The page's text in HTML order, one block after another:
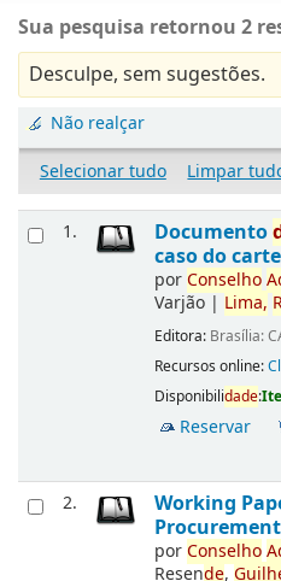
Sua pesquisa retornou 2
Desculpe, sem sugestões.
Não realçar
Selecionar tudo
Limpar
1. Documento
caso do
porConselho
Varjão | Lima,
Editora: Brasília:
Recursos online:
Disponibilidade:
Reservar
2. Working
porConselho
Resende,